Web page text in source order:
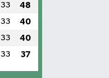
33 48
33 40
33 40
33 37